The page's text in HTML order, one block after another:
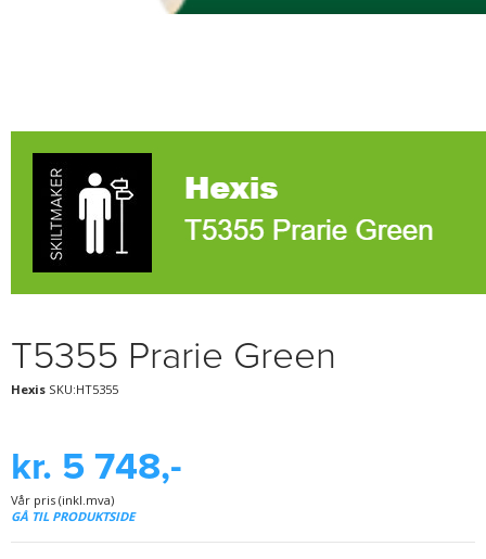
T5355 Prarie Green
Hexis SKU:HT5355
kr. 5 748,-
Vår pris (inkl.mva)
GÅ TIL PRODUKTSIDE